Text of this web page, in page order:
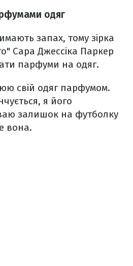
одяг
запах, тому зірка
Сара Джессіка Паркер
парфуми на одяг.
свій одяг парфумом.
я його
залишок на футболку
вона.